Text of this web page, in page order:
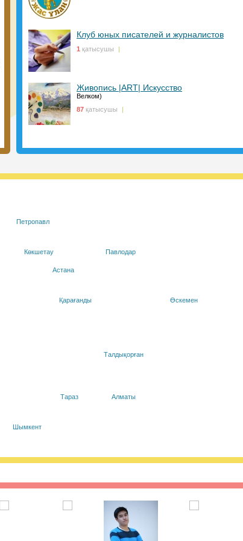
Клуб юных писателей и журналистов
1 қатысушы |
Живопись |ART| Искусство
Велком)
87 қатысушы |
Көкшетау
Талдықорған
Өскемен
Тараз
Қарағанды
Павлодар
Петропавл
Шымкент
Алматы
Астана